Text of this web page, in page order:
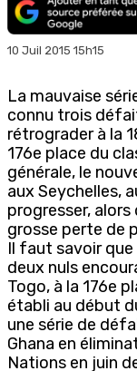
10 Juil 2015 15h15
La mauvaise
connu trois
rétrograder à la
176e place du
générale, le
aux Seychelles,
progresser,
grosse perte de
Il faut savoir
deux nuls
Togo, à la 176e
établi au début
une série de
Ghana en
Nations en juin